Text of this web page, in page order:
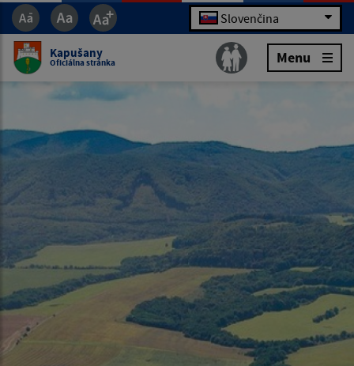
Slovenčina
Kapušany
Oficiálna stránka Menu